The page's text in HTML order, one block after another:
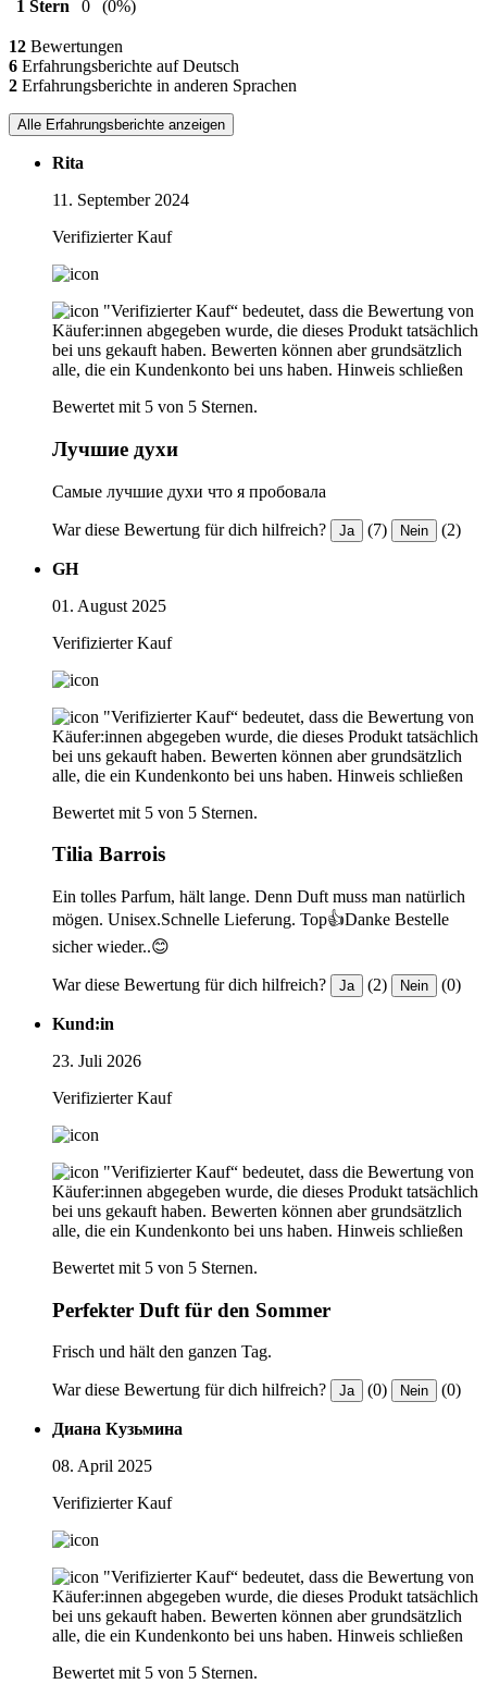
1 Stern
0 (0%)
12 Bewertungen
6 Erfahrungsberichte auf Deutsch
2 Erfahrungsberichte in anderen Sprachen
Alle Erfahrungsberichte anzeigen
Rita
11. September 2024
Verifizierter Kauf
"Verifizierter Kauf“ bedeutet, dass die Bewertung von
Käufer:innen abgegeben wurde, die dieses Produkt tatsächlich
bei uns gekauft haben. Bewerten können aber grundsätzlich
alle, die ein Kundenkonto bei uns haben. Hinweis schließen
Bewertet mit 5 von 5 Sternen.
Лучшие духи
Самые лучшие духи что я пробовала
War diese Bewertung für dich hilfreich? Ja (7) Nein (2)
GH
01. August 2025
Verifizierter Kauf
"Verifizierter Kauf“ bedeutet, dass die Bewertung von
Käufer:innen abgegeben wurde, die dieses Produkt tatsächlich
bei uns gekauft haben. Bewerten können aber grundsätzlich
alle, die ein Kundenkonto bei uns haben. Hinweis schließen
Bewertet mit 5 von 5 Sternen.
Tilia Barrois
Ein tolles Parfum, hält lange. Denn Duft muss man natürlich
mögen. Unisex.Schnelle Lieferung. Top👍Danke Bestelle
sicher wieder..😊
War diese Bewertung für dich hilfreich? Ja (2) Nein (0)
Kund:in
23. Juli 2026
Verifizierter Kauf
"Verifizierter Kauf“ bedeutet, dass die Bewertung von
Käufer:innen abgegeben wurde, die dieses Produkt tatsächlich
bei uns gekauft haben. Bewerten können aber grundsätzlich
alle, die ein Kundenkonto bei uns haben. Hinweis schließen
Bewertet mit 5 von 5 Sternen.
Perfekter Duft für den Sommer
Frisch und hält den ganzen Tag.
War diese Bewertung für dich hilfreich? Ja (0) Nein (0)
Диана Кузьмина
08. April 2025
Verifizierter Kauf
"Verifizierter Kauf“ bedeutet, dass die Bewertung von
Käufer:innen abgegeben wurde, die dieses Produkt tatsächlich
bei uns gekauft haben. Bewerten können aber grundsätzlich
alle, die ein Kundenkonto bei uns haben. Hinweis schließen
Bewertet mit 5 von 5 Sternen.